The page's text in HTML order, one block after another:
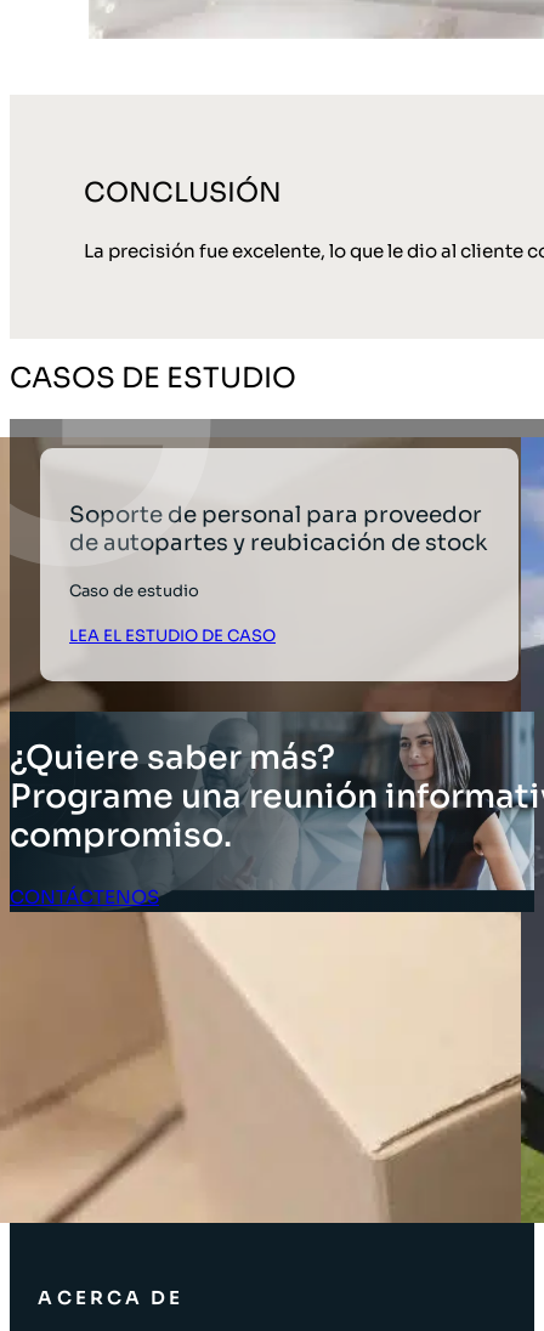
CONCLUSIÓN
La precisión fue excelente, lo que le dio al cliente
CASOS DE ESTUDIO
Soporte de personal para proveedor
de autopartes y reubicación de stock
Caso de estudio
LEA EL ESTUDIO DE CASO
¿Quiere saber más?
Programe una reunión
compromiso.
CONTÁCTENOS
Acceso Clientes
Soluciones de inventario
Soluciones empresariales
Soluciones para la cadena de suministro
Etiquetado de activos
Soluciones para el sector minorista
ACERCA DE